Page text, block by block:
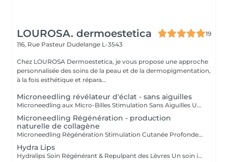
LOUROSA. dermoestetica
19
116, Rue Pasteur Dudelange L-3543
Chez LOUROSA Dermoestetica, je vous propose une approche
personnalisée des soins de la peau et de la dermopigmentation,
à la fois esthétique et répara...
Microneedling révélateur d'éclat - sans aiguilles
Microneedling aux Micro-Billes Stimulation Sans Aiguilles Une technologie innovante pour stimuler la peau en douceur, sans perforation. Ce soin nouvelle génération s'inspire du microneedling traditionnel, tout en proposant une approche différente : ici, il n'y a pas d'aiguilles, mais des micro-billes (spicules d'origine naturelle) qui viennent stimuler la peau de manière mécanique. Ces micro-structures agissent en surface en créant une micro-stimulation contrôlée, activant les mécanismes naturels de régénération cutanée, sans provoquer de micro-perforations profondes. Au contact de la peau, elles permettent : * de stimuler les fibroblastes * d'encourager la production de collagène et d'élastine * d'améliorer progressivement la texture et la qualité de la peau * de favoriser la pénétration des actifs appliqués Ce soin agit également comme une exfoliation active, permettant d'affiner le grain de peau et de raviver l'éclat du teint. Contrairement au microneedling classique, la sensation est plus superficielle, avec un effet légèrement picotant temporaire dû à l'action des micro-billes. Ce traitement est particulièrement adapté pour : * les peaux sensibles ou réactives * les personnes ne souhaitant pas de technique avec aiguilles * améliorer l'éclat, la texture et la qualité de peau en douceur Idéal en alternative douce au microneedling traditionnel, pour une peau stimulée, lissée et revitalisée sans effraction cutanée.
Microneedling Régénération - production
naturelle de collagène
Microneedling Régénération Stimulation Cutanée Profonde Un traitement avancé pour relancer les mécanismes naturels de régénération de la peau. Le microneedling régénération est un soin plus ciblé, visant à stimuler intensément les processus naturels de réparation cutanée. Par la création de micro-lésions contrôlées, ce traitement active la réponse biologique de la peau. Cette stimulation entraîne : * l'activation des fibroblastes * la production de collagène et d'élastine * la restructuration progressive du tissu cutané Ce soin permet d'améliorer visiblement : * les irrégularités du grain de peau * les cicatrices (notamment post-acné) * les signes de l'âge (rides, relâchement) * la fermeté et la qualité globale de la peau L'intensité est adaptée en fonction de votre peau et de vos objectifs, dans une approche progressive et sécurisée. Une légère rougeur peut apparaître après le soin, témoignant de l'activation des mécanismes de régénération. Idéal en cure pour des résultats profonds, durables et visibles sur la qualité de la peau.
Hydra Lips
Hydralips Soin Régénérant & Repulpant des Lèvres Un soin intensif pour hydrater, lisser et sublimer naturellement les lèvres. Le Hydralips est un traitement esthétique utilisant une technique de micro-stimulation douce avec aiguilles, spécialement conçue pour la zone délicate des lèvres. Cette méthode permet de créer de micro-canaux contrôlés afin de favoriser la pénétration d'actifs hydratants et régénérants. Grâce à cette stimulation ciblée, la peau des lèvres est activée en douceur pour relancer ses mécanismes naturels de régénération. Ce soin permet de : * hydrater en profondeur la zone labiale * améliorer la texture et la souplesse des lèvres * stimuler la microcirculation pour un effet bonne mine * apporter un effet repulpant naturel et subtil * raviver l'éclat des lèvres ternes ou déshydratées Contrairement aux injections, le Hydralips ne modifie pas la structure des lèvres mais agit sur la qualité de la peau, pour un rendu frais, naturel et harmonieux. Une légère sensibilité ou rougeur peut apparaître immédiatement après le soin, disparaissant rapidement. Idéal pour celles et ceux qui souhaitent des lèvres plus lisses, hydratées et visiblement revitalisées sans recours aux techniques injectables.